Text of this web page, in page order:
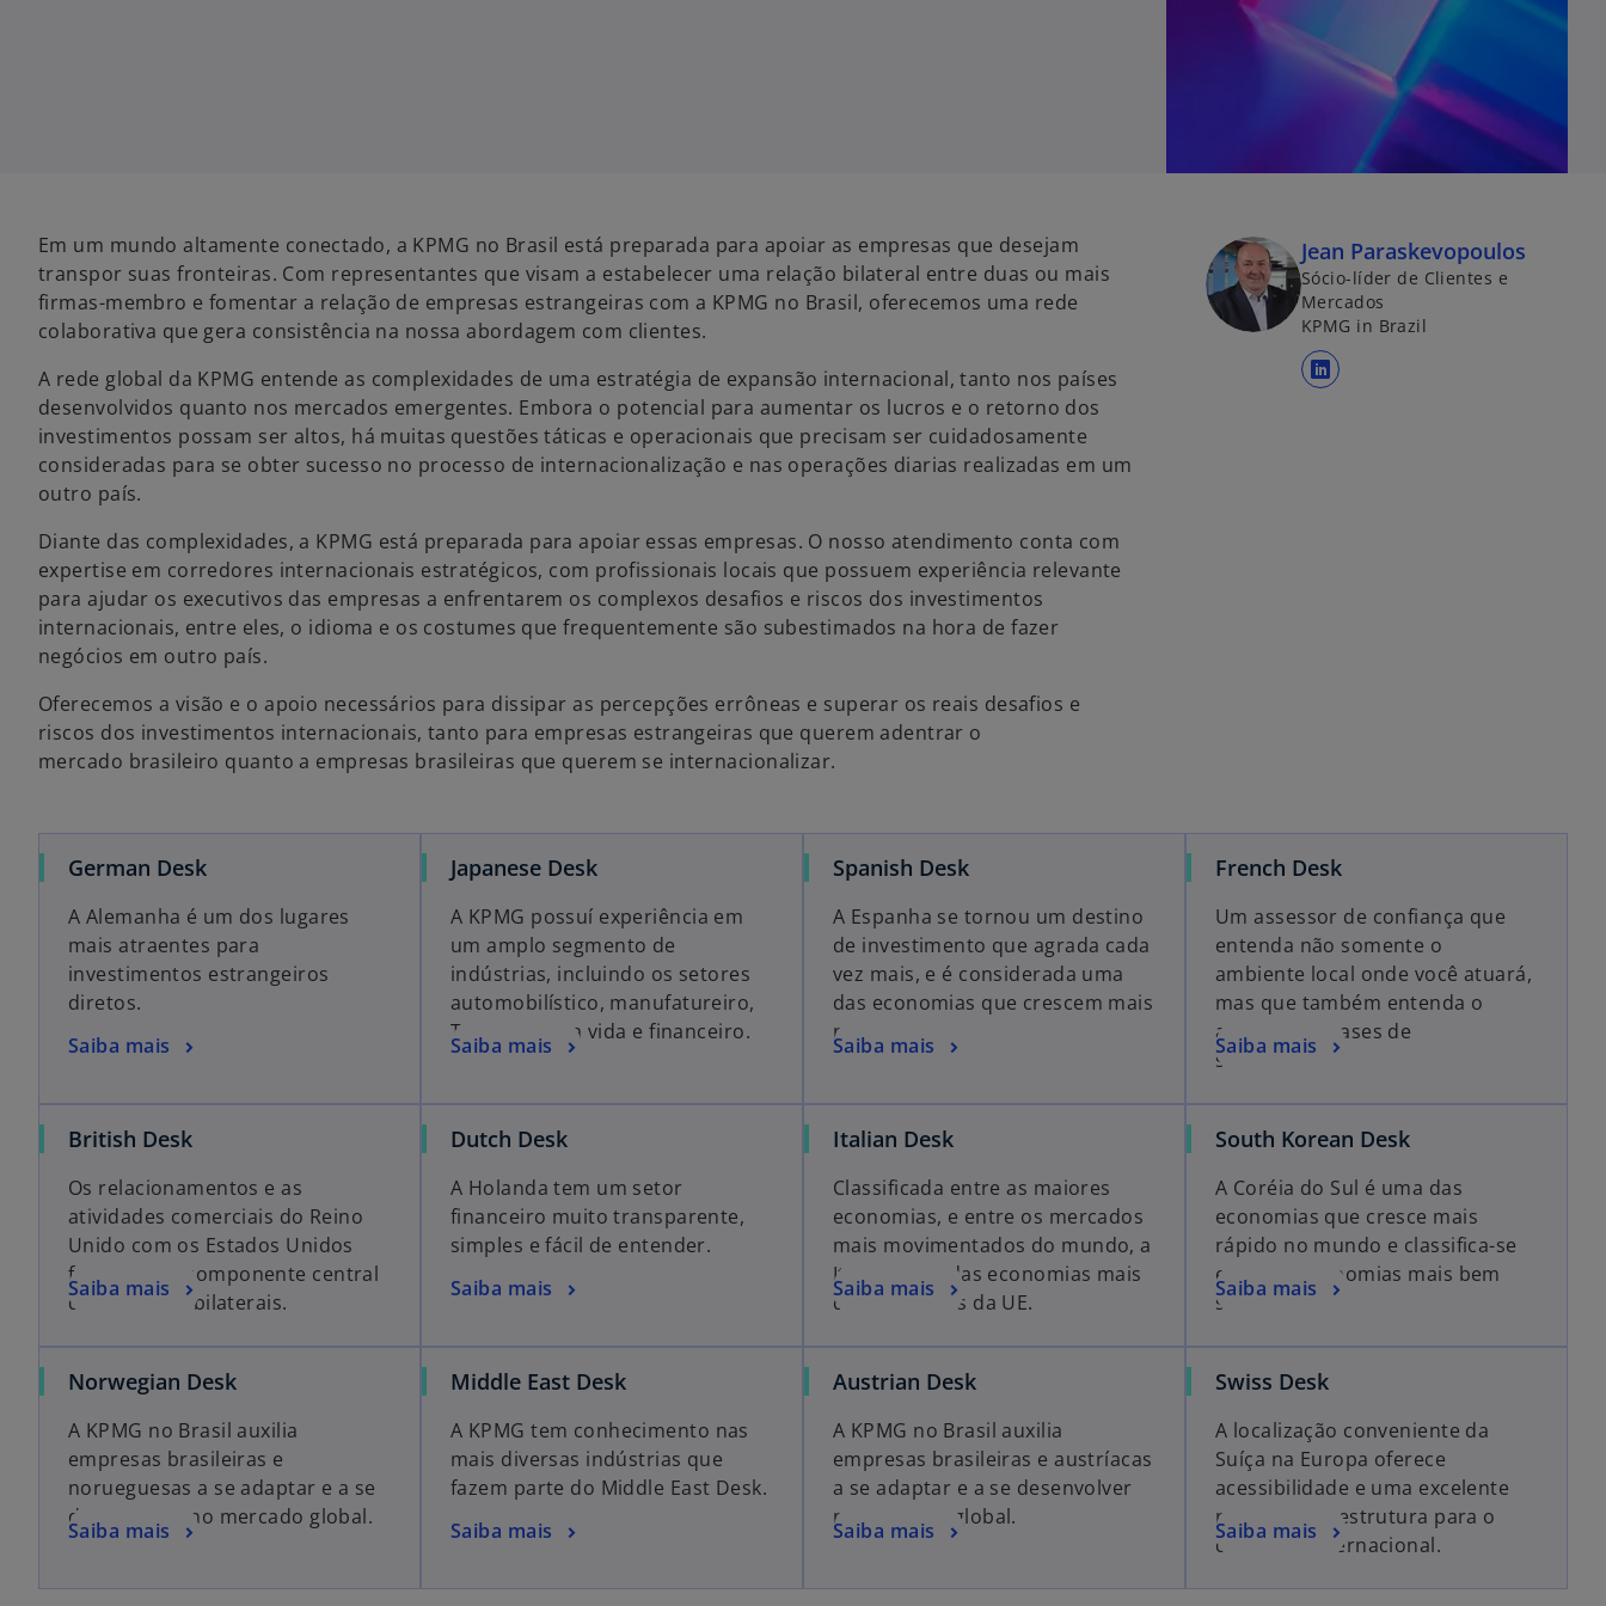
Em um mundo altamente conectado, a KPMG no Brasil está preparada para apoiar as empresas que desejam
transpor suas fronteiras. Com representantes que visam a estabelecer uma relação bilateral entre duas ou mais
firmas-membro e fomentar a relação de empresas estrangeiras com a KPMG no Brasil, oferecemos uma rede
colaborativa que gera consistência na nossa abordagem com clientes.
A rede global da KPMG entende as complexidades de uma estratégia de expansão internacional, tanto nos países
desenvolvidos quanto nos mercados emergentes. Embora o potencial para aumentar os lucros e o retorno dos
investimentos possam ser altos, há muitas questões táticas e operacionais que precisam ser cuidadosamente
consideradas para se obter sucesso no processo de internacionalização e nas operações diarias realizadas em um
outro país.
Diante das complexidades, a KPMG está preparada para apoiar essas empresas. O nosso atendimento conta com
expertise em corredores internacionais estratégicos, com profissionais locais que possuem experiência relevante
para ajudar os executivos das empresas a enfrentarem os complexos desafios e riscos dos investimentos
internacionais, entre eles, o idioma e os costumes que frequentemente são subestimados na hora de fazer
negócios em outro país.
Oferecemos a visão e o apoio necessários para dissipar as percepções errôneas e superar os reais desafios e
riscos dos investimentos internacionais, tanto para empresas estrangeiras que querem adentrar o
mercado brasileiro quanto a empresas brasileiras que querem se internacionalizar.
Jean Paraskevopoulos
Sócio-líder de Clientes e
Mercados
KPMG in Brazil
a
a
German Desk
A Alemanha é um dos lugares
mais atraentes para
investimentos estrangeiros
diretos.
Saiba mais
Japanese Desk
A KPMG possuí experiência em
um amplo segmento de
indústrias, incluindo os setores
automobilístico, manufatureiro,
TI, ciências da vida e financeiro.
Saiba mais
Spanish Desk
A Espanha se tornou um destino
de investimento que agrada cada
vez mais, e é considerada uma
das economias que crescem mais
rapidamente.
Saiba mais
French Desk
Um assessor de confiança que
entenda não somente o
ambiente local onde você atuará,
mas que também entenda o
ambiente e bases de
sustentação.
Saiba mais
British Desk
Os relacionamentos e as
atividades comerciais do Reino
Unido com os Estados Unidos
formam um componente central
das relações bilaterais.
Saiba mais
Dutch Desk
A Holanda tem um setor
financeiro muito transparente,
simples e fácil de entender.
Saiba mais
Italian Desk
Classificada entre as maiores
economias, e entre os mercados
mais movimentados do mundo, a
Itália é uma das economias mais
desenvolvidas da UE.
Saiba mais
South Korean Desk
A Coréia do Sul é uma das
economias que cresce mais
rápido no mundo e classifica-se
entre as economias mais bem
sucedidas.
Saiba mais
Norwegian Desk
A KPMG no Brasil auxilia
empresas brasileiras e
norueguesas a se adaptar e a se
desenvolver no mercado global.
Saiba mais
Middle East Desk
A KPMG tem conhecimento nas
mais diversas indústrias que
fazem parte do Middle East Desk.
Saiba mais
Austrian Desk
A KPMG no Brasil auxilia
empresas brasileiras e austríacas
a se adaptar e a se desenvolver
no mercado global.
Saiba mais
Swiss Desk
A localização conveniente da
Suíça na Europa oferece
acessibilidade e uma excelente
rede de infraestrutura para o
comércio internacional.
Saiba mais